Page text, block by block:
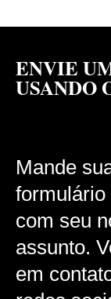
ENVIE
USANDO
Mande
formulário
com seu
assunto.
em